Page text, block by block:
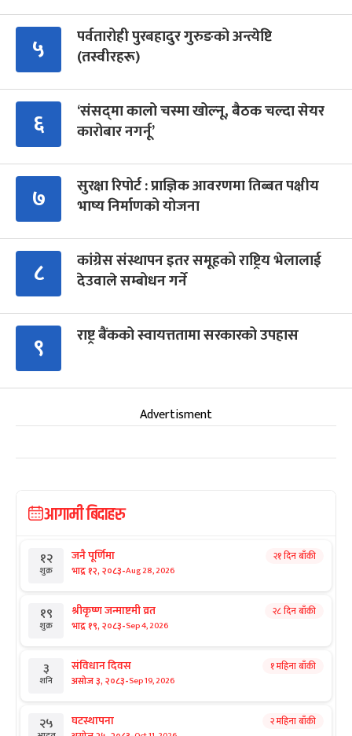
५
पर्वतारोही पुरबहादुर गुरुङको अन्त्येष्टि
(तस्वीरहरू)
६
‘संसद्‍मा कालो चस्मा खोल्नू, बैठक चल्दा सेयर
कारोबार नगर्नू’
७
सुरक्षा रिपोर्ट : प्राज्ञिक आवरणमा तिब्बत पक्षीय
भाष्य निर्माणको योजना
८
कांग्रेस संस्थापन इतर समूहको राष्ट्रिय भेलालाई
देउवाले सम्बोधन गर्ने
९ राष्ट्र बैंकको स्वायत्ततामा सरकारको उपहास
Advertisment
आगामी बिदाहरु
१२
शुक्र
जनै पूर्णिमा
भाद्र १२, २०८३-Aug 28, 2026
२१ दिन बाँकी
१९
शुक्र
श्रीकृष्ण जन्माष्टमी व्रत
भाद्र १९, २०८३-Sep 4, 2026
२८ दिन बाँकी
३
शनि
संविधान दिवस
असोज ३, २०८३-Sep 19, 2026
१ महिना बाँकी
२५ घटस्थापना २ महिना बाँकी